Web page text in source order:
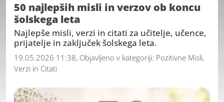
50 najlepših misli in verzov ob koncu
šolskega leta
Najlepše misli, verzi in citati za učitelje, učence,
prijatelje in zaključek šolskega leta.
19.05.2026 11:38, Objavljeno v kategoriji: Pozitivne Misli,
Verzi in Citati